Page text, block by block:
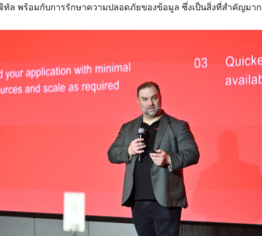
ทัล พร้อมกับการรักษาความปลอดภัยของข้อมูล ซึ่งเป็นสิ่งที่สำคัญมาก